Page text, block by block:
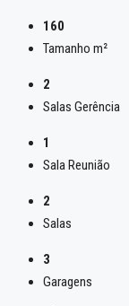
160
Tamanho m²
2
Salas Gerência
1
Sala Reunião
2
Salas
3
Garagens